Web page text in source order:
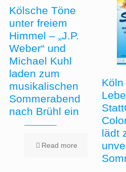
Kölsche Töne
unter freiem
Himmel – „J.P.
Weber“ und
Michael Kuhl
laden zum
musikalischen
Sommerabend
nach Brühl ein
Read more
lädt